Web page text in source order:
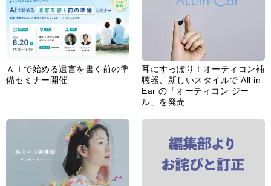
ＡＩで始める遺言を書く前の準
備セミナー開催
耳にすっぽり！オーティコン補
聴器、新しいスタイルで All in
Ear の「オーティコン ジー
ル」を発売